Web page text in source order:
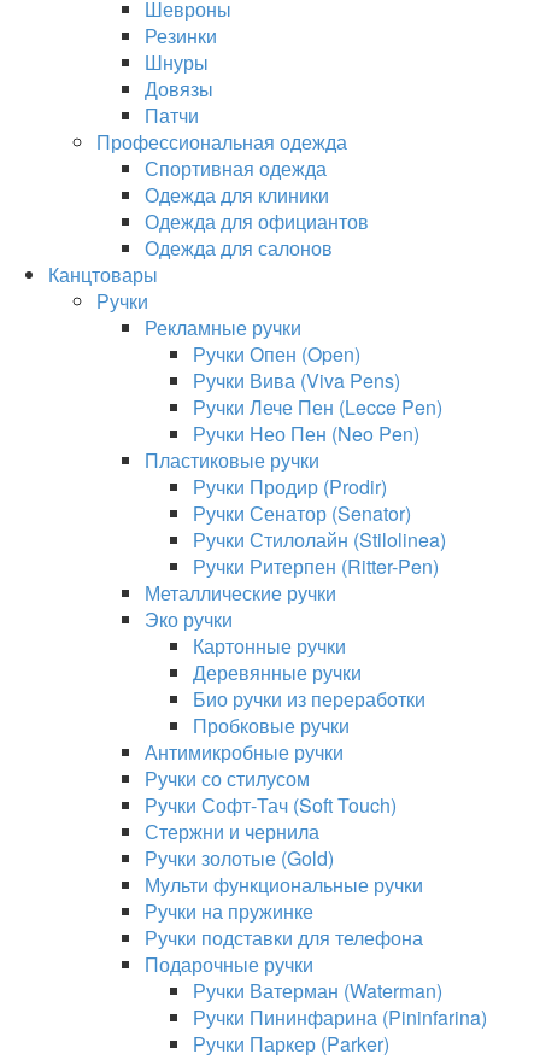
Шевроны
Резинки
Шнуры
Довязы
Патчи
Профессиональная одежда
Спортивная одежда
Одежда для клиники
Одежда для официантов
Одежда для салонов
Канцтовары
Ручки
Рекламные ручки
Ручки Опен (Open)
Ручки Вива (Viva Pens)
Ручки Лече Пен (Lecce Pen)
Ручки Нео Пен (Neo Pen)
Пластиковые ручки
Ручки Продир (Prodir)
Ручки Сенатор (Senator)
Ручки Стилолайн (Stilolinea)
Ручки Ритерпен (Ritter-Pen)
Металлические ручки
Эко ручки
Картонные ручки
Деревянные ручки
Био ручки из переработки
Пробковые ручки
Антимикробные ручки
Ручки со стилусом
Ручки Софт-Тач (Soft Touch)
Стержни и чернила
Ручки золотые (Gold)
Мульти функциональные ручки
Ручки на пружинке
Ручки подставки для телефона
Подарочные ручки
Ручки Ватерман (Waterman)
Ручки Пининфарина (Pininfarina)
Ручки Паркер (Parker)